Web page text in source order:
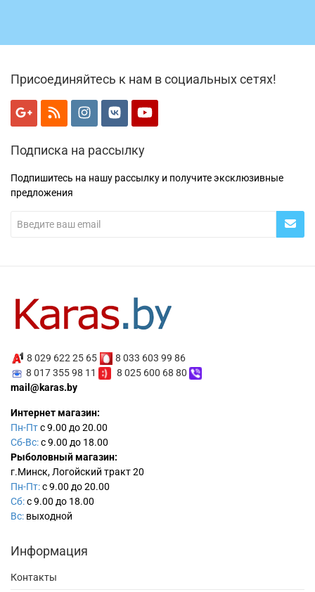
Присоединяйтесь к нам в социальных сетях!
Подписка на рассылку
Подпишитесь на нашу рассылку и получите эксклюзивные
предложения
8 029 622 25 65
8 033 603 99 86
8 017 355 98 11
8 025 600 68 80
mail@karas.by
Интернет магазин:
Пн-Птс 9.00 до 20.00
Сб-Вс:с 9.00 до 18.00
Рыболовный магазин:
г.Минск, Логойский тракт 20
Пн-Пт:с 9.00 до 20.00
Сб:с 9.00 до 18.00
Вс: выходной
Информация
Контакты